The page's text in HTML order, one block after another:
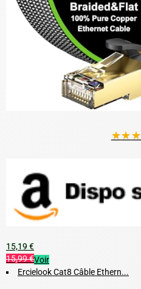
★★★
15,19 €
15,99 €Voir
Ercielook Cat8 Câble Ethern...